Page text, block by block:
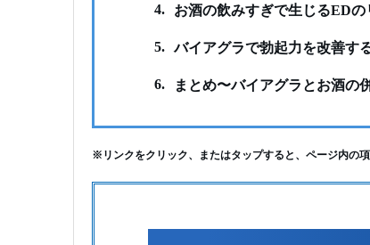
4. お酒の飲みすぎで生じるEDの
5. バイアグラで勃起力を改善す
6. まとめ〜バイアグラとお酒の
※リンクをクリック、またはタップすると、ページ内の